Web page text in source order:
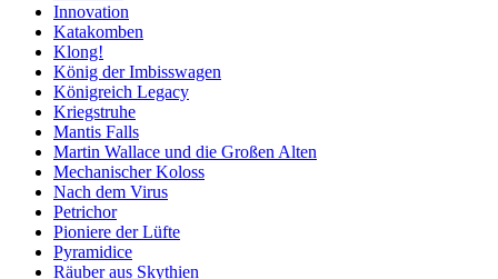
Innovation
Katakomben
Klong!
König der Imbisswagen
Königreich Legacy
Kriegstruhe
Mantis Falls
Martin Wallace und die Großen Alten
Mechanischer Koloss
Nach dem Virus
Petrichor
Pioniere der Lüfte
Pyramidice
Räuber aus Skythien